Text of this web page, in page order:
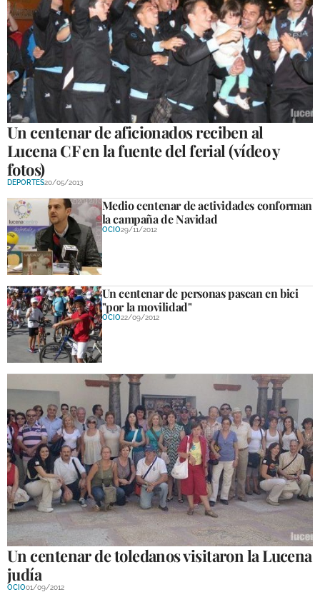
Un centenar de aficionados reciben al
Lucena CF en la fuente del ferial (vídeo y
fotos)
DEPORTES20/05/2013
Medio centenar de actividades conforman
la campaña de Navidad
OCIO29/11/2012
Un centenar de personas pasean en bici
"por la movilidad"
OCIO22/09/2012
Un centenar de toledanos visitaron la Lucena
judía
OCIO01/09/2012